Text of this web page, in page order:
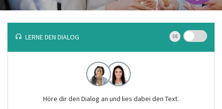
LERNE DEN DIALOG DE
Höre dir den Dialog an und lies dabei den Text.